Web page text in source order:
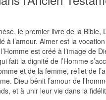
le premier livre de la Bible,
à l’amour. Aimer est la
est créé à l’image de
fait la dignité de l’Homme
et de la femme, reflet de
Dieu bénit l’amour de
et à unir leur vie dans la